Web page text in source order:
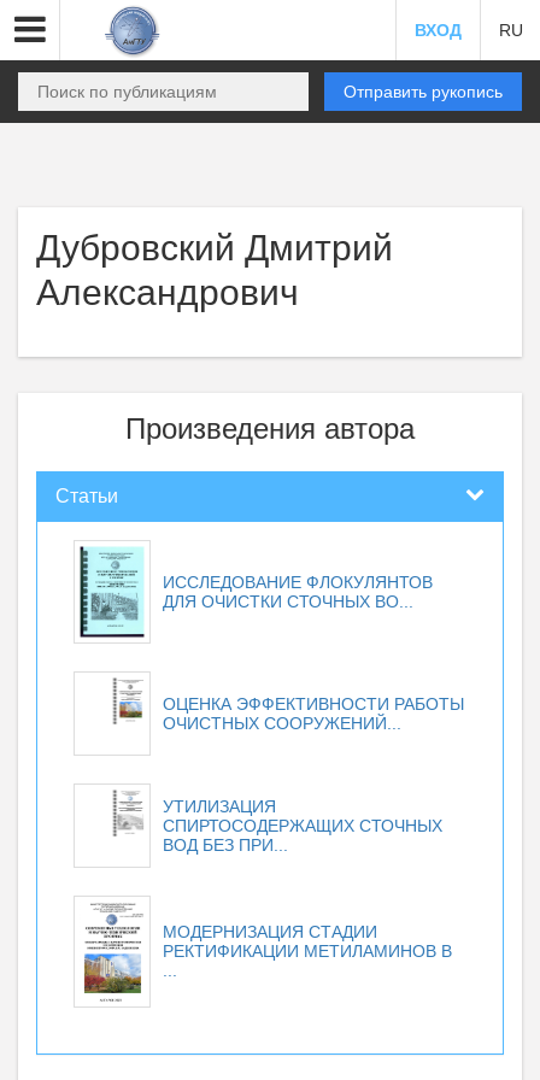
ВХОД RU
Отправить рукопись
Дубровский Дмитрий
Александрович
Произведения автора
Статьи
ИССЛЕДОВАНИЕ ФЛОКУЛЯНТОВ
ДЛЯ ОЧИСТКИ СТОЧНЫХ ВО...
ОЦЕНКА ЭФФЕКТИВНОСТИ РАБОТЫ
ОЧИСТНЫХ СООРУЖЕНИЙ...
УТИЛИЗАЦИЯ
СПИРТОСОДЕРЖАЩИХ СТОЧНЫХ
ВОД БЕЗ ПРИ...
МОДЕРНИЗАЦИЯ СТАДИИ
РЕКТИФИКАЦИИ МЕТИЛАМИНОВ В
...